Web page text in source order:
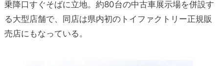
乗降口すぐそばに立地。約80台の中古車展示場を併設す
る大型店舗­­­で、同店は県内初のトイファクトリー正規販
売店にもなっている。